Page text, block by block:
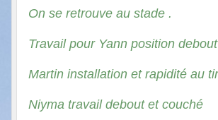
On se retrouve au stade .
Travail pour Yann position
Martin installation et rapidité au
Niyma travail debout et couché